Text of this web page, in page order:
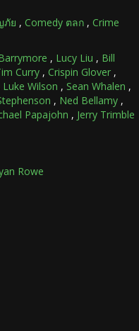
ภัย , Comedy ตลก , Crime
, Lucy Liu , Bill
Curry , Crispin Glover ,
Luke Wilson , Sean Whalen ,
, Ned Bellamy ,
Papajohn , Jerry Trimble
Rowe